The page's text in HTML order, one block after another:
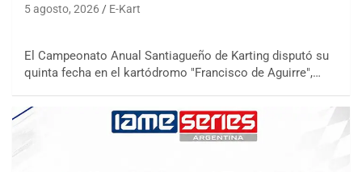
5 agosto, 2026 E-Kart
El Campeonato Anual Santiagueño de Karting disputó su
quinta fecha en el kartódromo "Francisco de Aguirre",…